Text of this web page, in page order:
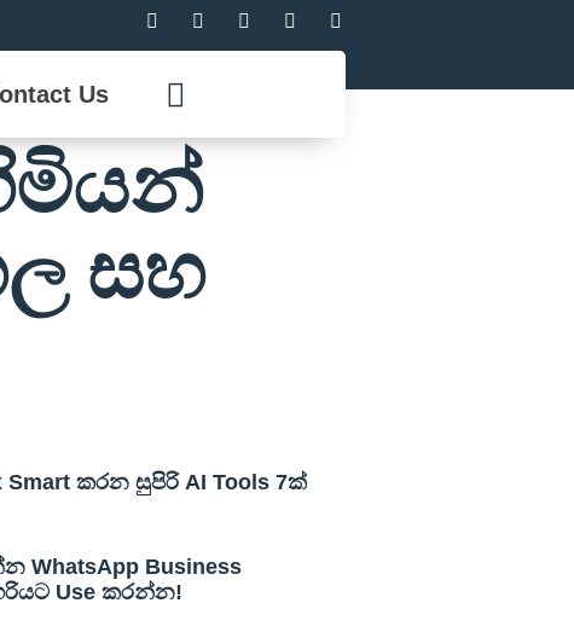
Us
සහ
Smart කරන සුපිරි AI Tools 7ක්
WhatsApp Business
Use කරන්න!